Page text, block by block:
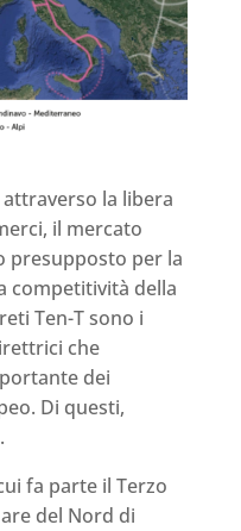
la libera
il mercato
presupposto per la
competitività della
Ten-T sono i
che
dei
Di questi,
fa parte il Terzo
del Nord di